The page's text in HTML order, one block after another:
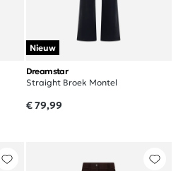
Nieuw
Dreamstar
Straight Broek Montel
€ 79,99